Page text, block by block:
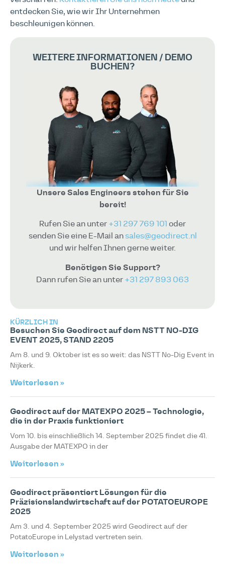
entdecken Sie, wie wir Ihr Unternehmen
beschleunigen können.
WEITERE INFORMATIONEN / DEMO
BUCHEN?
Unsere Sales Engineers stehen für Sie
bereit!
Rufen Sie an unter +31 297 769 101 oder
senden Sie eine E-Mail an sales@geodirect.nl
und wir helfen Ihnen gerne weiter.
Benötigen Sie Support?
Dann rufen Sie an unter +31 297 893 063
KÜRZLICH IN
Besuchen Sie Geodirect auf dem NSTT NO-DIG
EVENT 2025, STAND 2205
Am 8. und 9. Oktober ist es so weit: das NSTT No-Dig Event in
Nijkerk.
Weiterlesen »
Geodirect auf der MATEXPO 2025 – Technologie,
die in der Praxis funktioniert
Vom 10. bis einschließlich 14. September 2025 findet die 41.
Ausgabe der MATEXPO in der
Weiterlesen »
Geodirect präsentiert Lösungen für die
Präzisionslandwirtschaft auf der POTATOEUROPE
2025
Am 3. und 4. September 2025 wird Geodirect auf der
PotatoEurope in Lelystad vertreten sein.
Weiterlesen »